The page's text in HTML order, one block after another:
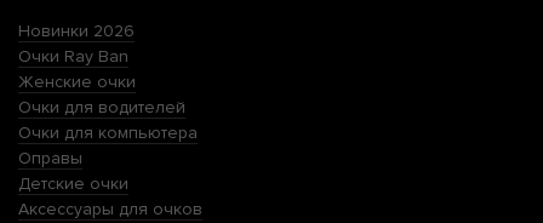
Новинки 2026
Очки Ray Ban
Женские очки
Очки для водителей
Очки для компьютера
Оправы
Детские очки
Аксессуары для очков